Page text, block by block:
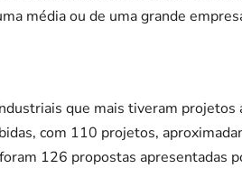
média ou de uma grande
que mais tiveram
com 110 projetos,
126 propostas apresentadas